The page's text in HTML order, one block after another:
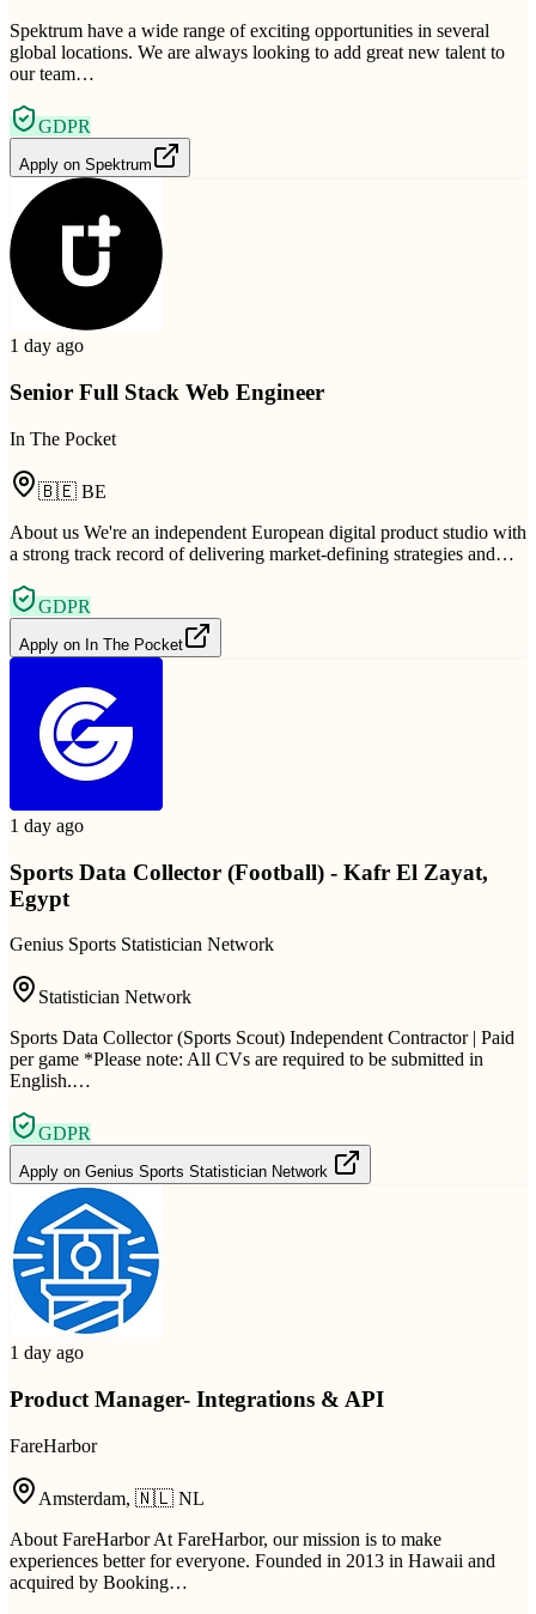
Spektrum have a wide range of exciting opportunities in several
global locations. We are always looking to add great new talent to
our team…
GDPR
Apply on Spektrum
1 day ago
Senior Full Stack Web Engineer
In The Pocket
🇧🇪 BE
About us We're an independent European digital product studio with
a strong track record of delivering market-defining strategies and…
GDPR
Apply on In The Pocket
1 day ago
Sports Data Collector (Football) - Kafr El Zayat,
Egypt
Genius Sports Statistician Network
Statistician Network
Sports Data Collector (Sports Scout) Independent Contractor | Paid
per game *Please note: All CVs are required to be submitted in
English.…
GDPR
Apply on Genius Sports Statistician Network
1 day ago
Product Manager- Integrations & API
FareHarbor
Amsterdam, 🇳🇱 NL
About FareHarbor At FareHarbor, our mission is to make
experiences better for everyone. Founded in 2013 in Hawaii and
acquired by Booking…